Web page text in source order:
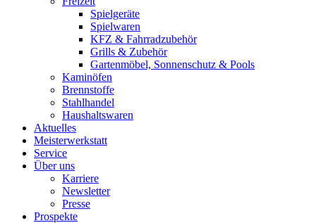
Spielgeräte
Spielwaren
KFZ & Fahrradzubehör
Grills & Zubehör
Gartenmöbel, Sonnenschutz & Pools
Kaminöfen
Brennstoffe
Stahlhandel
Haushaltswaren
Aktuelles
Meisterwerkstatt
Service
Über uns
Karriere
Newsletter
Presse
Prospekte